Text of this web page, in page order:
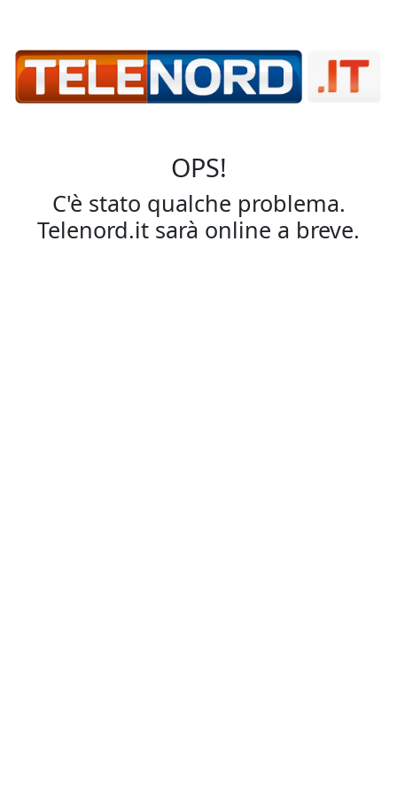
OPS!
C'è stato qualche problema.
Telenord.it sarà online a breve.